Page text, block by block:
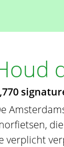
verplicht